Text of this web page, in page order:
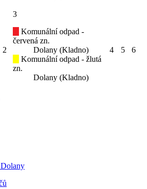
2
3
Komunální odpad -
červená zn.
Dolany (Kladno)
Komunální odpad - žlutá
zn.
Dolany (Kladno)
4 5 6